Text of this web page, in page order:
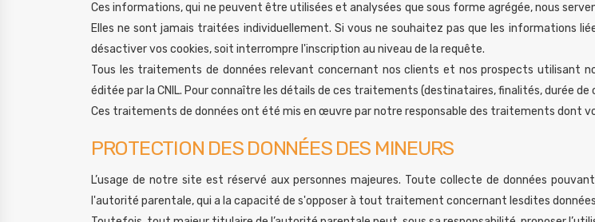
Ces informations, qui ne peuvent être utilisées et analysées que sous forme agrégée, nous
Elles ne sont jamais traitées individuellement. Si vous ne souhaitez pas que les informations
désactiver vos cookies, soit interrompre l'inscription au niveau de la requête.
Tous les traitements de données relevant concernant nos clients et nos prospects utilisant
éditée par la CNIL. Pour connaître les détails de ces traitements (destinataires, finalités, durée
Ces traitements de données ont été mis en œuvre par notre responsable des traitements dont
PROTECTION DES DONNÉES DES MINEURS
L’usage de notre site est réservé aux personnes majeures. Toute collecte de données
l'autorité parentale, qui a la capacité de s'opposer à tout traitement concernant lesdites